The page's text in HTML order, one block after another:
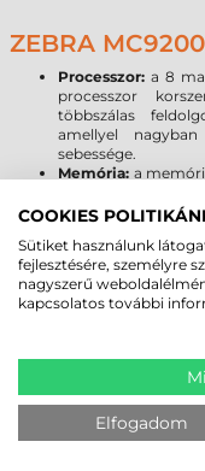
ZEBRA
Processzor: a 8
processzor
többszálas
amellyel
sebessége.
Memória: a
adatoknak,
emelkedett a
Micro SD kártyával
Kijelző:A Zebra
kijelzőjéhez képest
a szkenner ablak
kialakulását. A
vagy karcolódás
Akkumulátor:A
kategória
COOKIES
Sütiket használunk
fejlesztésére, személyre
nagyszerű
kapcsolatos további
Elfogadom